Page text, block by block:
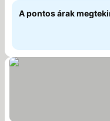
A pontos árak